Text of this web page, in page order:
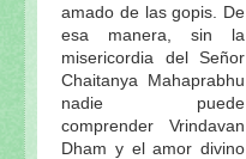
amado de las gopis. De
esa manera, sin la
misericordia del Señor
Chaitanya Mahaprabhu
nadie puede
comprender Vrindavan
Dham y el amor divino